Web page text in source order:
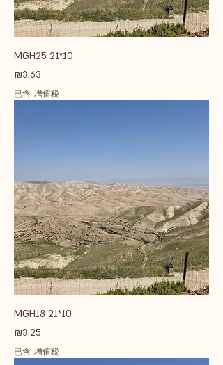
MGH25 21*10
價格
₪3.63
已含 增值税
MGH18 21*10
價格
₪3.25
已含 增值税